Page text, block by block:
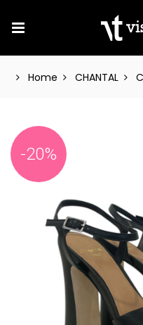
Home CHANTAL
-20%